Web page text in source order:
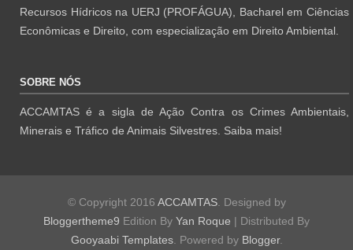
Recursos Hídricos na UERJ (PROFÁGUA), Bacharel em Ciências
Econômicas e Direito, com especialização em Direito Ambiental.
SOBRE NÓS
ACCAMTAS é a sigla de Ação Contra os Crimes Ambientais,
Minerais e Tráfico de Animais Silvestres. Saiba mais!
© Copyright 2016 ACCAMTAS. Designed by
Bloggertheme9 Edition By Yan Roque | Distributed By
Gooyaabi Templates. Powered by Blogger.